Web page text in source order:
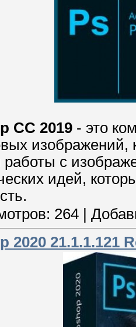
CC 2019 - это
с
идей,
264
2020 21.1.1.121